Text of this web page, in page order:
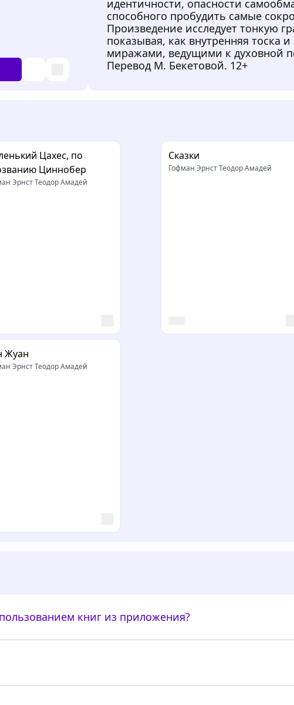
идентичности, опасности
способного пробудить самые
Произведение исследует тонкую
показывая, как внутренняя тоска
миражами, ведущими к духовной
Перевод М. Бекетовой. 12+
Цахес, по
Циннобер
Эрнст Теодор Амадей
Сказки
Гофман Эрнст Теодор Амадей
Жуан
Эрнст Теодор Амадей
книг из приложения?